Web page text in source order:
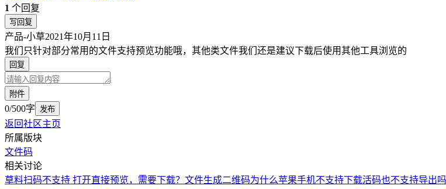
1 个回复
写回复
产品-小草2021年10月11日
我们只针对部分常用的文件支持预览功能哦，其他类文件我们还是建议下载后使用其他工具浏览的
回复
附件
0/500字 发布
返回社区主页
所属版块
文件码
相关讨论
草料扫码不支持 打开直接预览，需要下载？ 文件生成二维码为什么苹果手机不支持下载活码也不支持导出